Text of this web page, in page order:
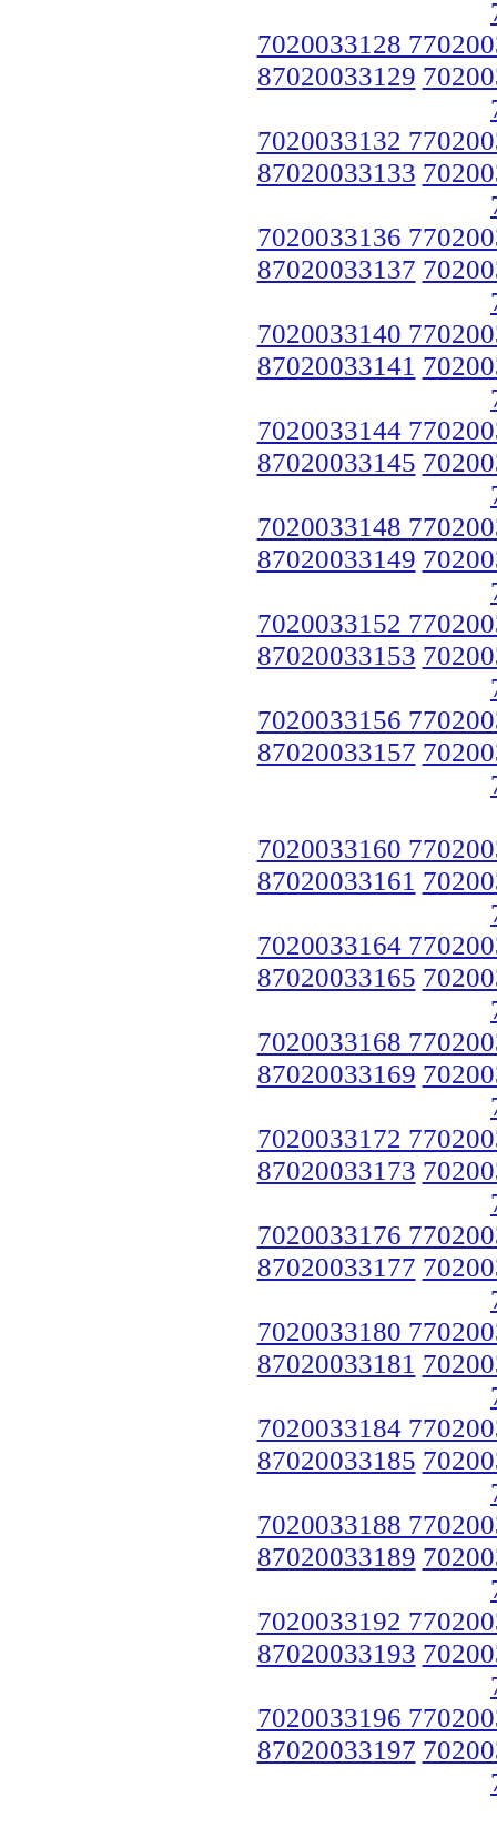
7020033128
87020033129
7020033132
87020033133
7020033136
87020033137
7020033140
87020033141
7020033144
87020033145
7020033148
87020033149
7020033152
87020033153
7020033156
87020033157
7020033160
87020033161
7020033164
87020033165
7020033168
87020033169
7020033172
87020033173
7020033176
87020033177
7020033180
87020033181
7020033184
87020033185
7020033188
87020033189
7020033192
87020033193
7020033196
87020033197